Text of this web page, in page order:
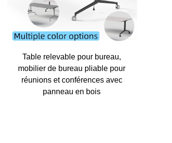
Table relevable pour bureau,
mobilier de bureau pliable pour
réunions et conférences avec
panneau en bois